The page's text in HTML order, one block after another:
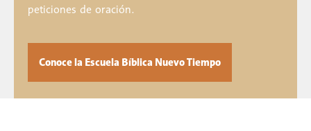
peticiones de oración.
Conoce la Escuela Bíblica Nuevo Tiempo